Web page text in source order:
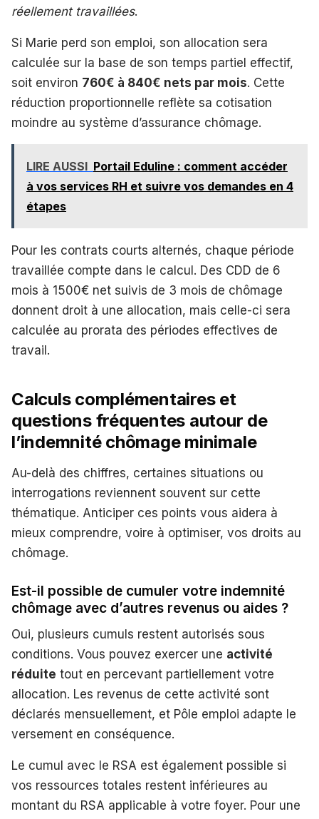
réellement travaillées.
Si Marie perd son emploi, son allocation sera
calculée sur la base de son temps partiel effectif,
soit environ 760€ à 840€ nets par mois. Cette
réduction proportionnelle reflète sa cotisation
moindre au système d’assurance chômage.
LIRE AUSSI Portail Eduline : comment accéder
à vos services RH et suivre vos demandes en 4
étapes
Pour les contrats courts alternés, chaque période
travaillée compte dans le calcul. Des CDD de 6
mois à 1500€ net suivis de 3 mois de chômage
donnent droit à une allocation, mais celle-ci sera
calculée au prorata des périodes effectives de
travail.
Calculs complémentaires et
questions fréquentes autour de
l’indemnité chômage minimale
Au-delà des chiffres, certaines situations ou
interrogations reviennent souvent sur cette
thématique. Anticiper ces points vous aidera à
mieux comprendre, voire à optimiser, vos droits au
chômage.
Est-il possible de cumuler votre indemnité
chômage avec d’autres revenus ou aides ?
Oui, plusieurs cumuls restent autorisés sous
conditions. Vous pouvez exercer une activité
réduite tout en percevant partiellement votre
allocation. Les revenus de cette activité sont
déclarés mensuellement, et Pôle emploi adapte le
versement en conséquence.
Le cumul avec le RSA est également possible si
vos ressources totales restent inférieures au
montant du RSA applicable à votre foyer. Pour une